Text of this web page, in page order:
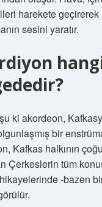
harekete geçirerek
sesini yaratır.
ki akordeon,
bir
Kafkas halkının
Çerkeslerin tüm
-bazen